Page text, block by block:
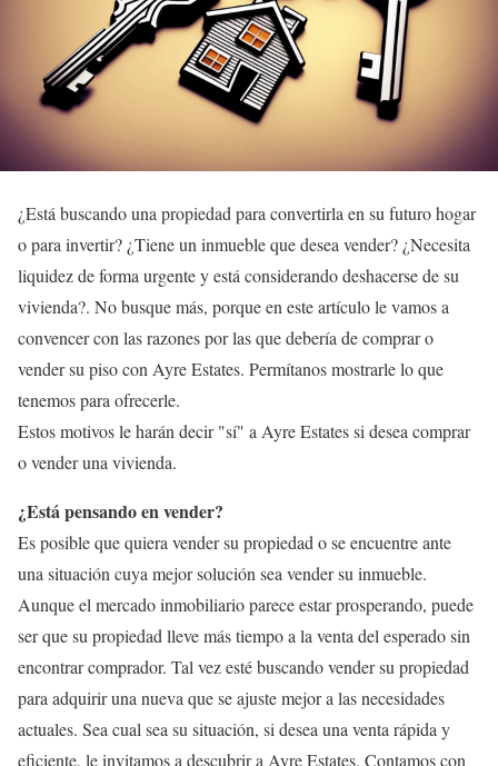
¿Está buscando una propiedad para convertirla en su futuro hogar
o para invertir? ¿Tiene un inmueble que desea vender? ¿Necesita
liquidez de forma urgente y está considerando deshacerse de su
vivienda?. No busque más, porque en este artículo le vamos a
convencer con las razones por las que debería de comprar o
vender su piso con Ayre Estates. Permítanos mostrarle lo que
tenemos para ofrecerle.
Estos motivos le harán decir "sí" a Ayre Estates si desea comprar
o vender una vivienda.
¿Está pensando en vender?
Es posible que quiera vender su propiedad o se encuentre ante
una situación cuya mejor solución sea vender su inmueble.
Aunque el mercado inmobiliario parece estar prosperando, puede
ser que su propiedad lleve más tiempo a la venta del esperado sin
encontrar comprador. Tal vez esté buscando vender su propiedad
para adquirir una nueva que se ajuste mejor a las necesidades
actuales. Sea cual sea su situación, si desea una venta rápida y
eficiente, le invitamos a descubrir a Ayre Estates. Contamos con